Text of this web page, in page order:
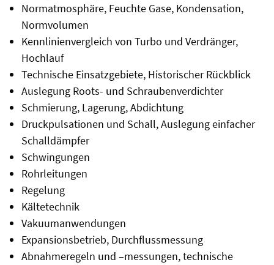
Normatmosphäre, Feuchte Gase, Kondensation,
Normvolumen
Kennlinienvergleich von Turbo und Verdränger,
Hochlauf
Technische Einsatzgebiete, Historischer Rückblick
Auslegung Roots- und Schraubenverdichter
Schmierung, Lagerung, Abdichtung
Druckpulsationen und Schall, Auslegung einfacher
Schalldämpfer
Schwingungen
Rohrleitungen
Regelung
Kältetechnik
Vakuumanwendungen
Expansionsbetrieb, Durchflussmessung
Abnahmeregeln und –messungen, technische